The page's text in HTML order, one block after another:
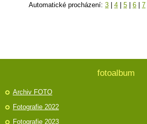
Automatické procházení: 3 | 4 | 5 | 6 | 7
fotoalbum
Archiv FOTO
Fotografie 2022
Fotografie 2023